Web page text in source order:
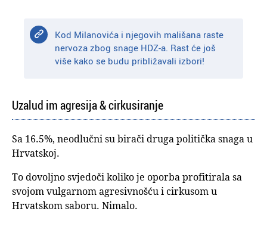
Kod Milanovića i njegovih mališana raste
nervoza zbog snage HDZ-a. Rast će još
više kako se budu približavali izbori!
Uzalud im agresija & cirkusiranje
Sa 16.5%, neodlučni su birači druga politička snaga u
Hrvatskoj.
To dovoljno svjedoči koliko je oporba profitirala sa
svojom vulgarnom agresivnošću i cirkusom u
Hrvatskom saboru. Nimalo.